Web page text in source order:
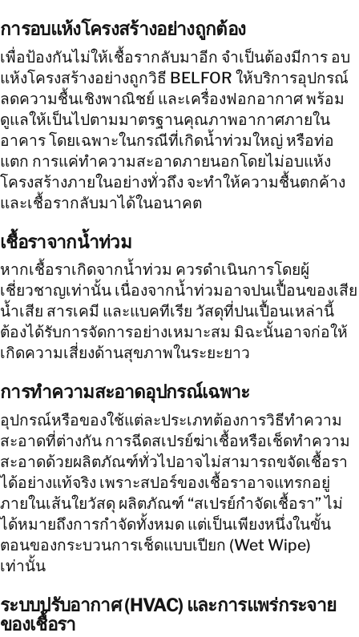
การอบแห้งโครงสร้างอย่างถูกต้อง
เพื่อป้องกันไม่ให้เชื้อรากลับมาอีก จำเป็นต้องมีการ อบ
แห้งโครงสร้างอย่างถูกวิธี BELFOR ให้บริการอุปกรณ์
ลดความชื้นเชิงพาณิชย์ และเครื่องฟอกอากาศ พร้อม
ดูแลให้เป็นไปตามมาตรฐานคุณภาพอากาศภายใน
อาคาร โดยเฉพาะในกรณีที่เกิดน้ำท่วมใหญ่ หรือท่อ
แตก การแค่ทำความสะอาดภายนอกโดยไม่อบแห้ง
โครงสร้างภายในอย่างทั่วถึง จะทำให้ความชื้นตกค้าง
และเชื้อรากลับมาได้ในอนาคต
เชื้อราจากน้ำท่วม
หากเชื้อราเกิดจากน้ำท่วม ควรดำเนินการโดยผู้
เชี่ยวชาญเท่านั้น เนื่องจากน้ำท่วมอาจปนเปื้อนของเสีย
น้ำเสีย สารเคมี และแบคทีเรีย วัสดุที่ปนเปื้อนเหล่านี้
ต้องได้รับการจัดการอย่างเหมาะสม มิฉะนั้นอาจก่อให้
เกิดความเสี่ยงด้านสุขภาพในระยะยาว
การทำความสะอาดอุปกรณ์เฉพาะ
อุปกรณ์หรือของใช้แต่ละประเภทต้องการวิธีทำความ
สะอาดที่ต่างกัน การฉีดสเปรย์ฆ่าเชื้อหรือเช็ดทำความ
สะอาดด้วยผลิตภัณฑ์ทั่วไปอาจไม่สามารถขจัดเชื้อรา
ได้อย่างแท้จริง เพราะสปอร์ของเชื้อราอาจแทรกอยู่
ภายในเส้นใยวัสดุ ผลิตภัณฑ์ “สเปรย์กำจัดเชื้อรา” ไม่
ได้หมายถึงการกำจัดทั้งหมด แต่เป็นเพียงหนึ่งในขั้น
ตอนของกระบวนการเช็ดแบบเปียก (Wet Wipe)
เท่านั้น
ระบบปรับอากาศ (HVAC) และการแพร่กระจาย
ของเชื้อรา